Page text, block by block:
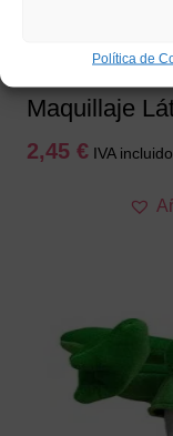
Política de
Maquillaje
2,45 € IVA incluido